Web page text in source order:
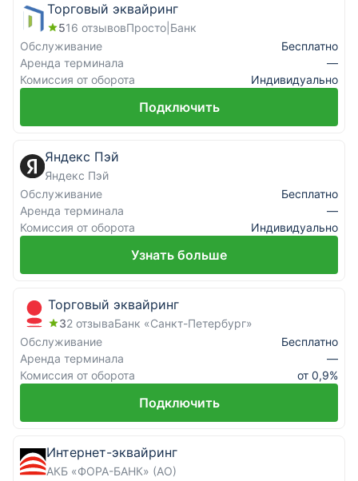
Торговый эквайринг
516 отзывовПросто|Банк
Обслуживание
Бесплатно
Аренда терминала
—
Комиссия от оборота
Индивидуально
Подключить
Яндекс Пэй
Яндекс Пэй
Обслуживание
Бесплатно
Аренда терминала
—
Комиссия от оборота
Индивидуально
Узнать больше
Торговый эквайринг
32 отзываБанк «Санкт-Петербург»
Обслуживание
Бесплатно
Аренда терминала
—
Комиссия от оборота
от 0,9%
Подключить
Интернет-эквайринг
АКБ «ФОРА-БАНК» (АО)